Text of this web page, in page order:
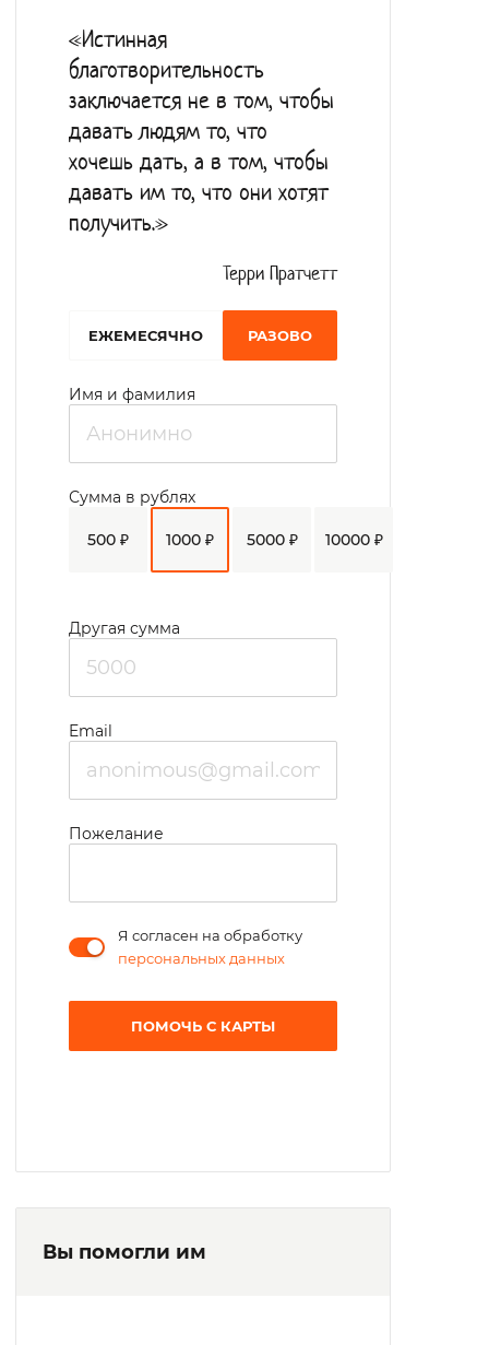
«Истинная
благотворительность
заключается не в том, чтобы
давать людям то, что
хочешь дать, а в том, чтобы
давать им то, что они хотят
получить.»
Терри Пратчетт
EЖЕМЕСЯЧНО РАЗОВО
Имя и фамилия
500 ₽ 1000 ₽ 5000 ₽ 10000 ₽
Сумма в рублях
Другая сумма
Email
Пожелание
Я согласен на обработку
персональных данных
ПОМОЧЬ С КАРТЫ
Вы помогли им